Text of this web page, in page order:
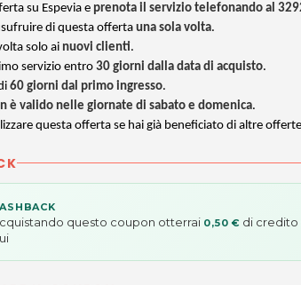
su Espevia e prenota il servizio telefonando al
di questa offerta una sola volta.
solo ai nuovi clienti.
servizio entro 30 giorni dalla data di acquisto.
60 giorni dal primo ingresso.
è valido nelle giornate di sabato e domenica.
questa offerta se hai già beneficiato di altre
questo coupon otterrai 0,50 € di credito